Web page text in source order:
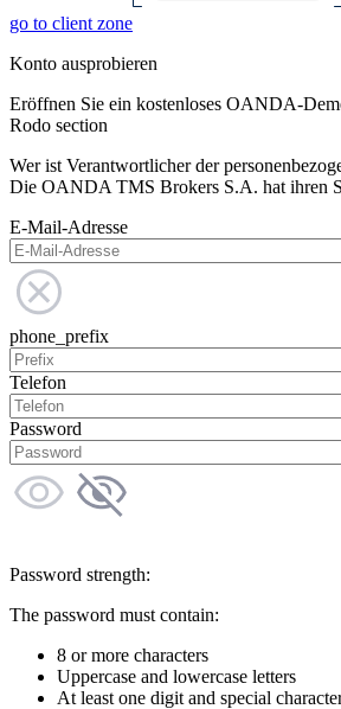
go to client zone
Konto ausprobieren
Eröffnen Sie ein kostenloses OANDA-
Rodo section
Wer ist Verantwortlicher der
Die OANDA TMS Brokers S.A. hat ihren
E-Mail-Adresse
phone_prefix
Telefon
Password
Password strength:
The password must contain:
8 or more characters
Uppercase and lowercase letters
At least one digit and special